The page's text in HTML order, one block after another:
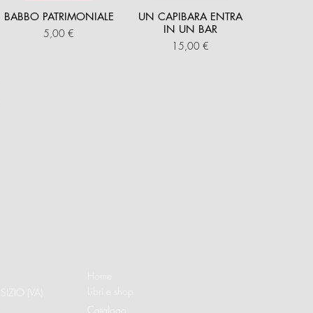
BABBO PATRIMONIALE
Prezzo
5,00 €
UN CAPIBARA ENTRA
IN UN BAR
Prezzo
15,00 €
(VA)
Catalogo